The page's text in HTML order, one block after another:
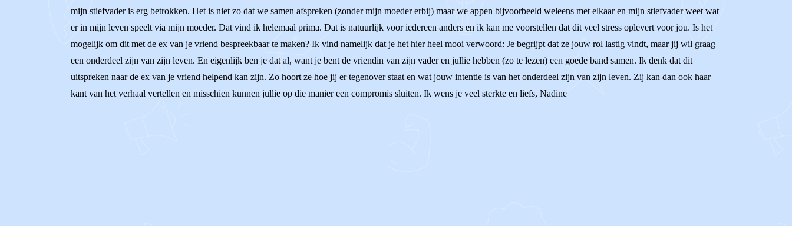
mijn stiefvader is erg betrokken. Het is niet zo dat we samen afspreken (zonder mijn moeder erbij) maar we appen bijvoorbeeld weleens met elkaar en mijn stiefvader weet wat
er in mijn leven speelt via mijn moeder. Dat vind ik helemaal prima. Dat is natuurlijk voor iedereen anders en ik kan me voorstellen dat dit veel stress oplevert voor jou. Is het
mogelijk om dit met de ex van je vriend bespreekbaar te maken? Ik vind namelijk dat je het hier heel mooi verwoord: Je begrijpt dat ze jouw rol lastig vindt, maar jij wil graag
een onderdeel zijn van zijn leven. En eigenlijk ben je dat al, want je bent de vriendin van zijn vader en jullie hebben (zo te lezen) een goede band samen. Ik denk dat dit
uitspreken naar de ex van je vriend helpend kan zijn. Zo hoort ze hoe jij er tegenover staat en wat jouw intentie is van het onderdeel zijn van zijn leven. Zij kan dan ook haar
kant van het verhaal vertellen en misschien kunnen jullie op die manier een compromis sluiten. Ik wens je veel sterkte en liefs, Nadine